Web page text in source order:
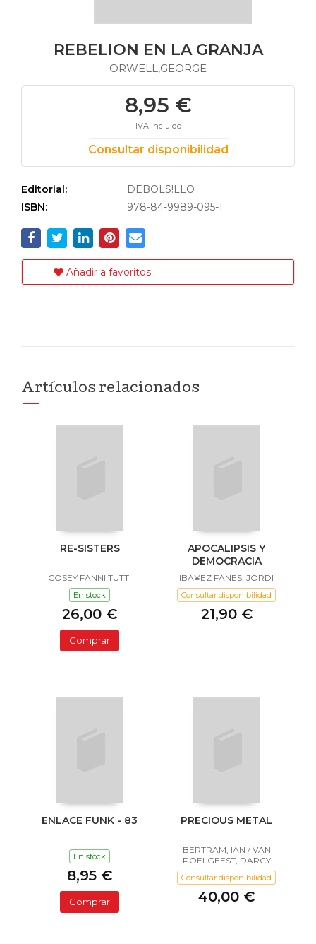
REBELION EN LA GRANJA
ORWELL,GEORGE
8,95 €
IVA incluido
Consultar disponibilidad
Editorial:
DEBOLS!LLO
ISBN:
978-84-9989-095-1
Añadir a favoritos
Artículos relacionados
RE-SISTERS
COSEY FANNI TUTTI
En stock
26,00 €
Comprar
APOCALIPSIS Y
DEMOCRACIA
IBA¥EZ FANES, JORDI
Consultar disponibilidad
21,90 €
ENLACE FUNK - 83
En stock
8,95 €
Comprar
PRECIOUS METAL
BERTRAM, IAN / VAN
POELGEEST, DARCY
Consultar disponibilidad
40,00 €